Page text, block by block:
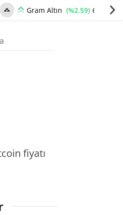
Gram Altın (%2.59) 6660.55
fiyatı